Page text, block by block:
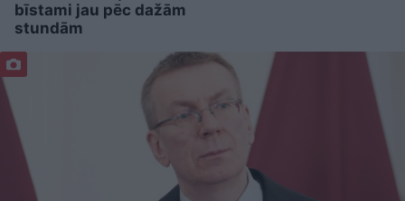
bīstami jau pēc dažām
stundām